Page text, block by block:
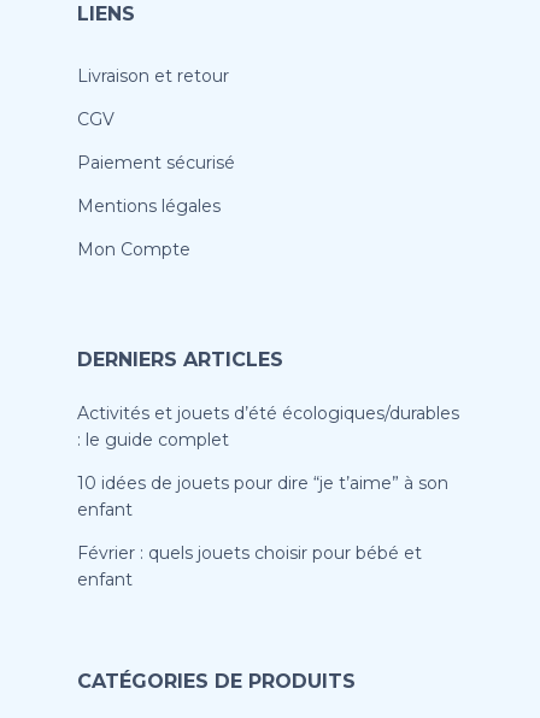
LIENS
Livraison et retour
CGV
Paiement sécurisé
Mentions légales
Mon Compte
DERNIERS ARTICLES
Activités et jouets d’été écologiques/durables
: le guide complet
10 idées de jouets pour dire “je t’aime” à son
enfant
Février : quels jouets choisir pour bébé et
enfant
CATÉGORIES DE PRODUITS